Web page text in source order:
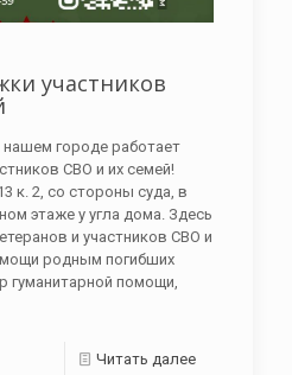
участников
городе работает
СВО и их семей!
к. 2, со стороны суда, в
этаже у угла дома. Здесь
и участников СВО и
родным погибших
гуманитарной помощи,
Читать далее